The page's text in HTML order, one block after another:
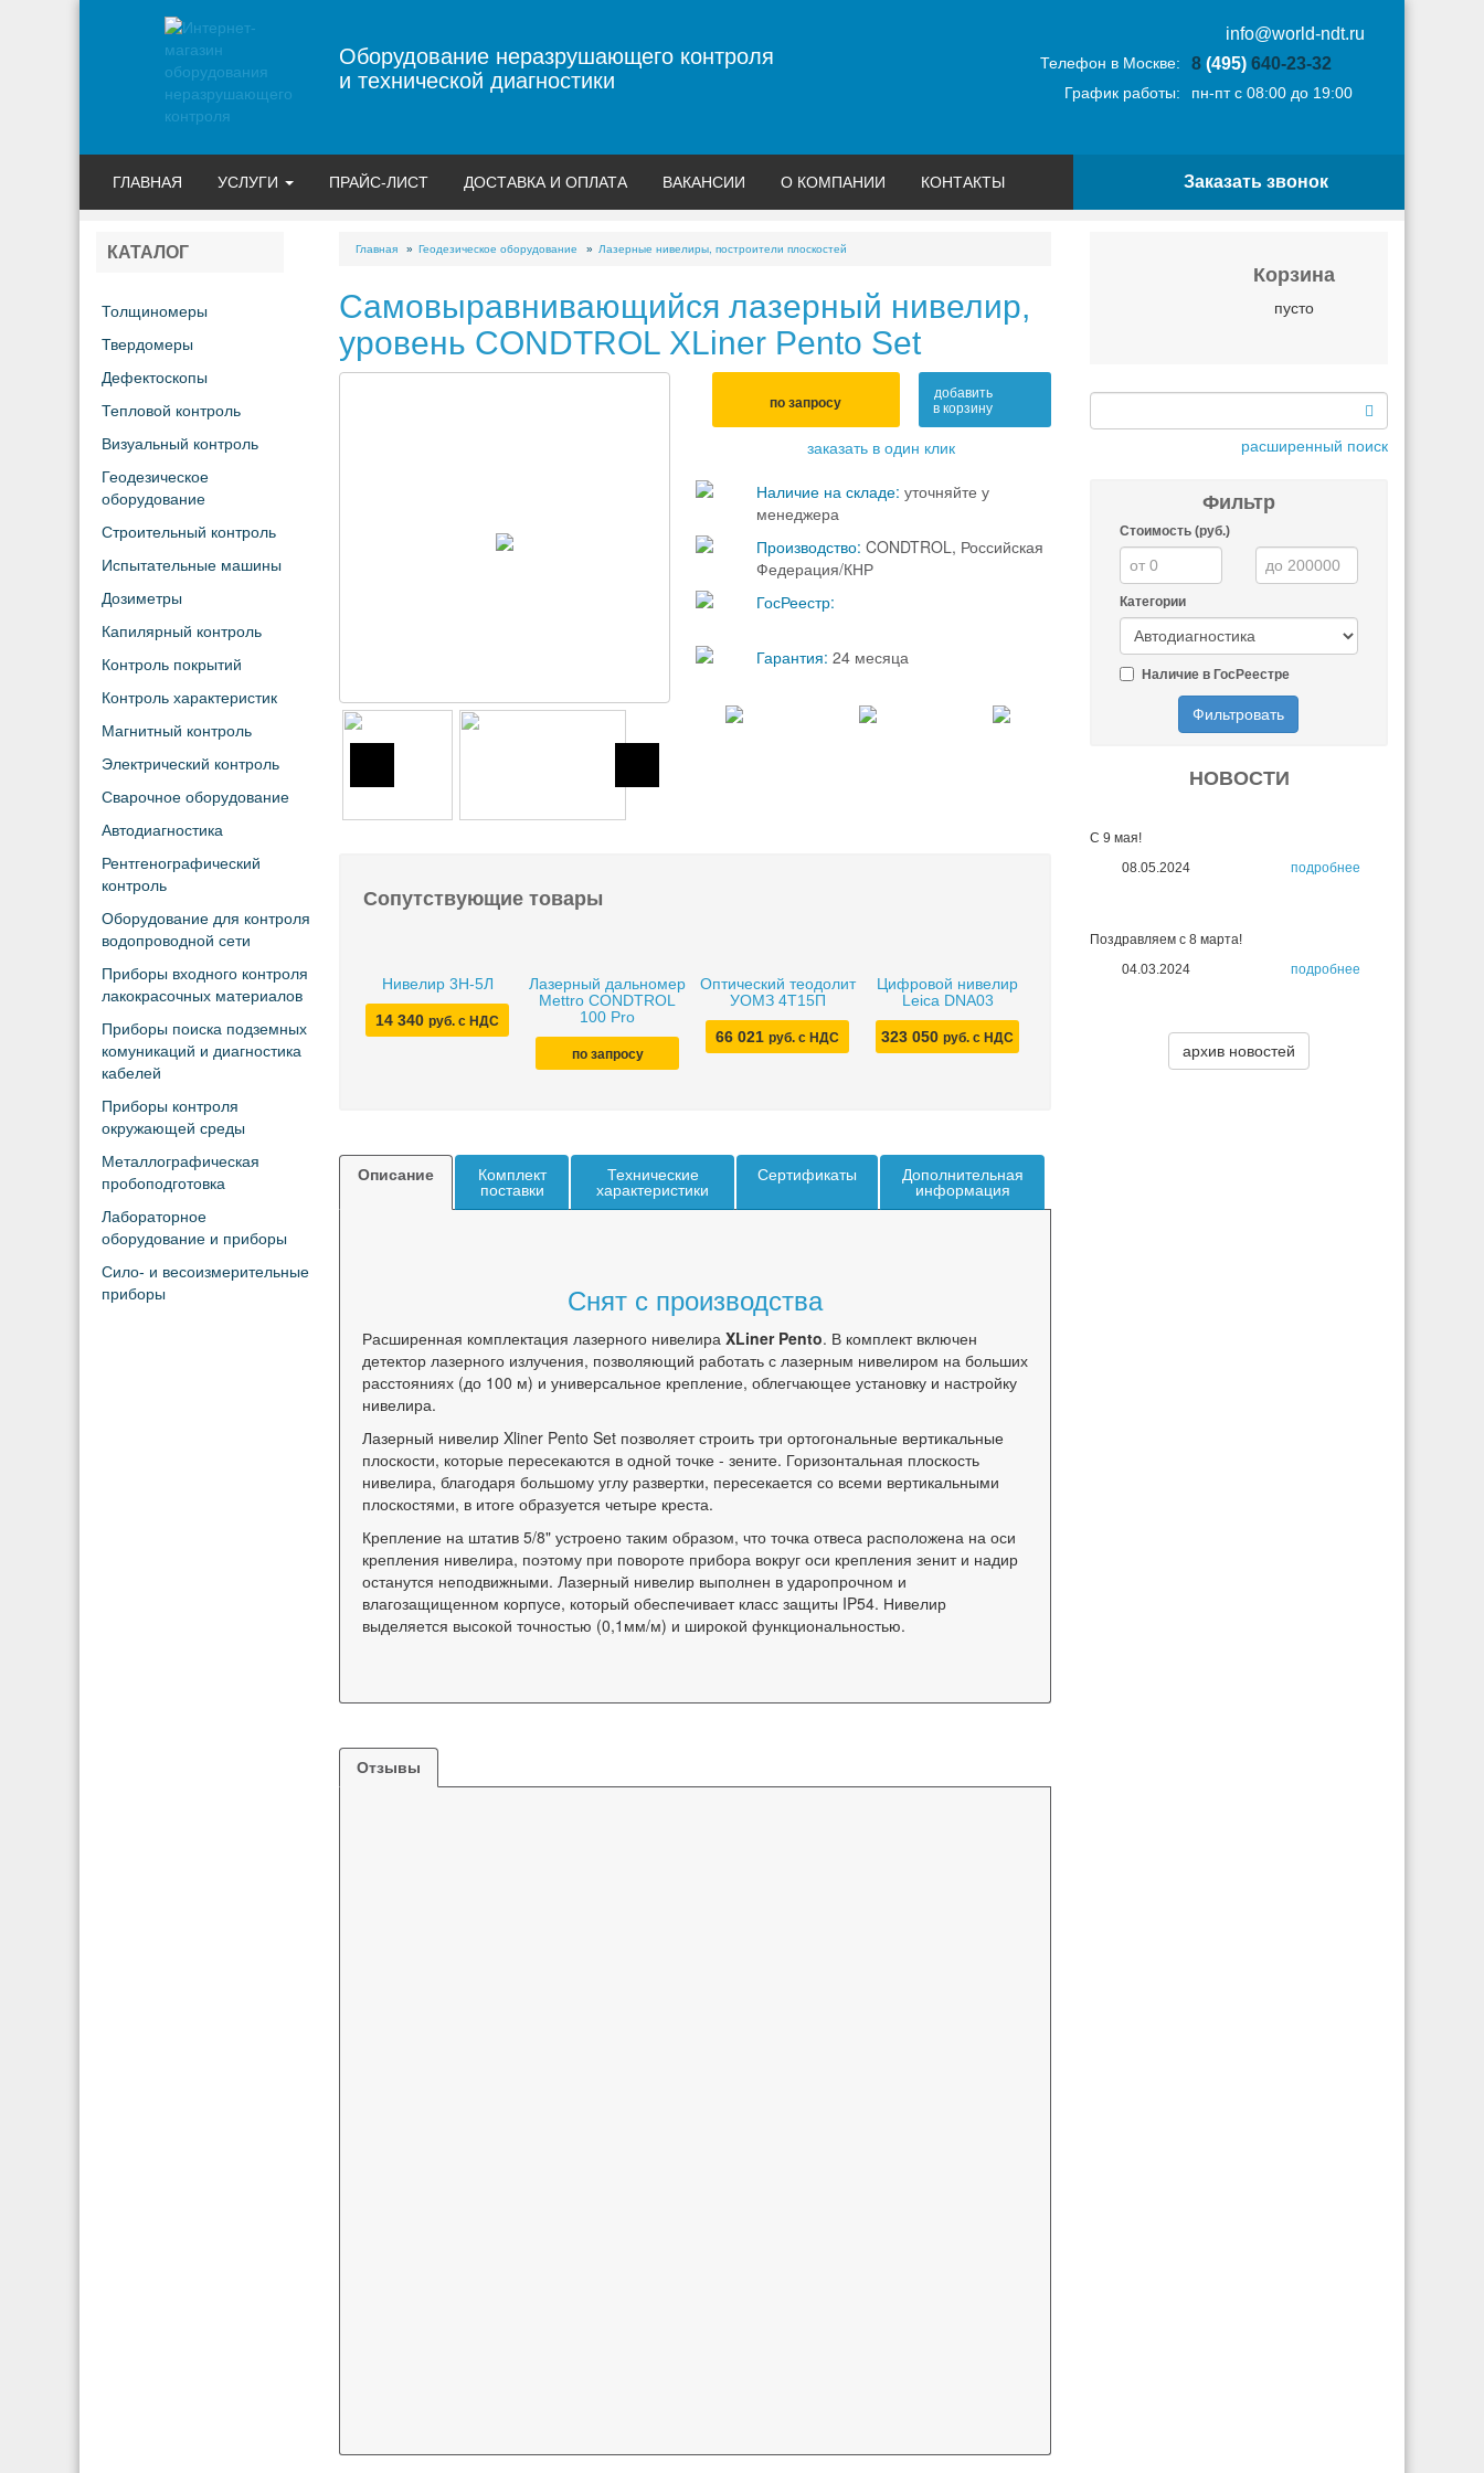
Оборудование неразрушающего контроля
и технической диагностики
info@world-ndt.ru
Телефон в Москве: 8 (495)640-23-32
График работы: пн-пт с 08:00 до 19:00
ГЛАВНАЯ УСЛУГИ ПРАЙС-ЛИСТ ДОСТАВКА И ОПЛАТА ВАКАНСИИ О КОМПАНИИ КОНТАКТЫ Заказать звонок
КАТАЛОГ
Толщиномеры
Твердомеры
Дефектоскопы
Тепловой контроль
Визуальный контроль
Геодезическое
оборудование
Строительный контроль
Испытательные машины
Дозиметры
Капилярный контроль
Контроль покрытий
Контроль характеристик
Магнитный контроль
Электрический контроль
Сварочное оборудование
Автодиагностика
Рентгенографический
контроль
Оборудование для контроля
водопроводной сети
Приборы входного контроля
лакокрасочных материалов
Приборы поиска подземных
комуникаций и диагностика
кабелей
Приборы контроля
окружающей среды
Металлографическая
пробоподготовка
Лабораторное
оборудование и приборы
Сило- и весоизмерительные
приборы
Главная Геодезическое оборудование Лазерные нивелиры, построители плоскостей
Самовыравнивающийся лазерный нивелир,
уровень CONDTROL XLiner Pento Set
по запросу
добавить
в корзину
заказать в один клик
Наличие на складе: уточняйте у
менеджера
Производство: CONDTROL, Российская
Федерация/КНР
ГосРеестр:
Гарантия: 24 месяца
Сопутствующие товары
Нивелир 3Н-5Л
14 340 руб. с НДС
Лазерный дальномер
Mettro CONDTROL
100 Pro
по запросу
Оптический теодолит
УОМЗ 4Т15П
66 021 руб. с НДС
Цифровой нивелир
Leica DNA03
323 050 руб. с НДС
Описание
Комплект
поставки
Технические
характеристики
Сертификаты
Дополнительная
информация
Снят с производства
Расширенная комплектация лазерного нивелира XLiner Pento. В комплект включен
детектор лазерного излучения, позволяющий работать с лазерным нивелиром на больших
расстояниях (до 100 м) и универсальное крепление, облегчающее установку и настройку
нивелира.
Лазерный нивелир Xliner Pento Set позволяет строить три ортогональные вертикальные
плоскости, которые пересекаются в одной точке - зените. Горизонтальная плоскость
нивелира, благодаря большому углу развертки, пересекается со всеми вертикальными
плоскостями, в итоге образуется четыре креста.
Крепление на штатив 5/8" устроено таким образом, что точка отвеса расположена на оси
крепления нивелира, поэтому при повороте прибора вокруг оси крепления зенит и надир
останутся неподвижными. Лазерный нивелир выполнен в ударопрочном и
влагозащищенном корпусе, который обеспечивает класс защиты IP54. Нивелир
выделяется высокой точностью (0,1мм/м) и широкой функциональностью.
Отзывы
Корзина
пусто
расширенный поиск
Фильтр
Стоимость (руб.)
Категории
Наличие в ГосРеестре
Фильтровать
НОВОСТИ
С 9 мая!
08.05.2024
подробнее
Поздравляем с 8 марта!
04.03.2024
подробнее
архив новостей